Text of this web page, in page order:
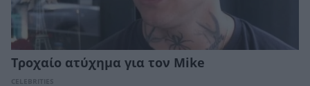
Τροχαίο ατύχημα για τον Mike
CELEBRITIES